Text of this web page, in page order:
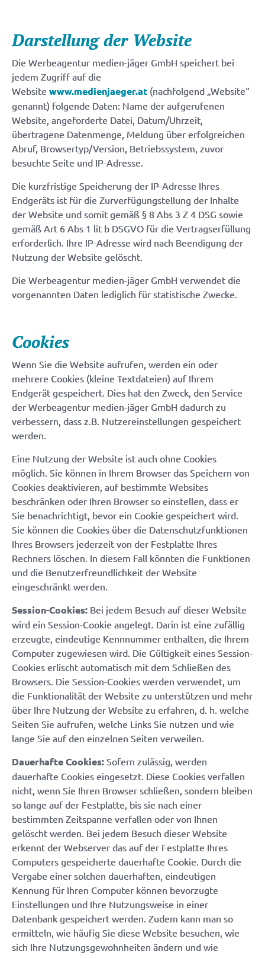
Darstellung der Website
Die Werbeagentur medien-jäger GmbH speichert bei
jedem Zugriff auf die
Website www.medienjaeger.at (nachfolgend „Website“
genannt) folgende Daten: Name der aufgerufenen
Website, angeforderte Datei, Datum/Uhrzeit,
übertragene Datenmenge, Meldung über erfolgreichen
Abruf, Browsertyp/Version, Betriebssystem, zuvor
besuchte Seite und IP-Adresse.
Die kurzfristige Speicherung der IP-Adresse Ihres
Endgeräts ist für die Zurverfügungstellung der Inhalte
der Website und somit gemäß § 8 Abs 3 Z 4 DSG sowie
gemäß Art 6 Abs 1 lit b DSGVO für die Vertragserfüllung
erforderlich. Ihre IP-Adresse wird nach Beendigung der
Nutzung der Website gelöscht.
Die Werbeagentur medien-jäger GmbH verwendet die
vorgenannten Daten lediglich für statistische Zwecke.
Cookies
Wenn Sie die Website aufrufen, werden ein oder
mehrere Cookies (kleine Textdateien) auf Ihrem
Endgerät gespeichert. Dies hat den Zweck, den Service
der Werbeagentur medien-jäger GmbH dadurch zu
verbessern, dass z.B. Nutzereinstellungen gespeichert
werden.
Eine Nutzung der Website ist auch ohne Cookies
möglich. Sie können in Ihrem Browser das Speichern von
Cookies deaktivieren, auf bestimmte Websites
beschränken oder Ihren Browser so einstellen, dass er
Sie benachrichtigt, bevor ein Cookie gespeichert wird.
Sie können die Cookies über die Datenschutzfunktionen
Ihres Browsers jederzeit von der Festplatte Ihres
Rechners löschen. In diesem Fall könnten die Funktionen
und die Benutzerfreundlichkeit der Website
eingeschränkt werden.
Session-Cookies: Bei jedem Besuch auf dieser Website
wird ein Session-Cookie angelegt. Darin ist eine zufällig
erzeugte, eindeutige Kennnummer enthalten, die Ihrem
Computer zugewiesen wird. Die Gültigkeit eines Session-
Cookies erlischt automatisch mit dem Schließen des
Browsers. Die Session-Cookies werden verwendet, um
die Funktionalität der Website zu unterstützen und mehr
über Ihre Nutzung der Website zu erfahren, d. h. welche
Seiten Sie aufrufen, welche Links Sie nutzen und wie
lange Sie auf den einzelnen Seiten verweilen.
Dauerhafte Cookies: Sofern zulässig, werden
dauerhafte Cookies eingesetzt. Diese Cookies verfallen
nicht, wenn Sie Ihren Browser schließen, sondern bleiben
so lange auf der Festplatte, bis sie nach einer
bestimmten Zeitspanne verfallen oder von Ihnen
gelöscht werden. Bei jedem Besuch dieser Website
erkennt der Webserver das auf der Festplatte Ihres
Computers gespeicherte dauerhafte Cookie. Durch die
Vergabe einer solchen dauerhaften, eindeutigen
Kennung für Ihren Computer können bevorzugte
Einstellungen und Ihre Nutzungsweise in einer
Datenbank gespeichert werden. Zudem kann man so
ermitteln, wie häufig Sie diese Website besuchen, wie
sich Ihre Nutzungsgewohnheiten ändern und wie